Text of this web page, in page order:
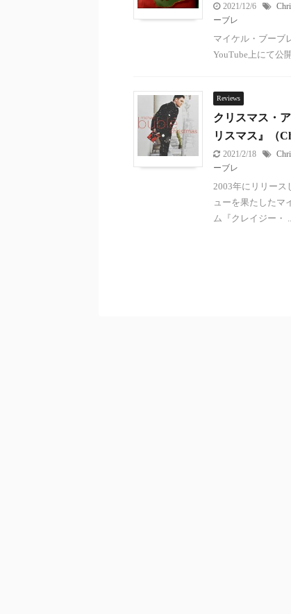
2021/12/6
ーブレ
マイケル・ブーブ
YouTube上にて公
Reviews
クリスマス・
リスマス』（
2021/2/18
ーブレ
2003年にリリー
ューを果たしたマ
ム『クレイジー・ ...